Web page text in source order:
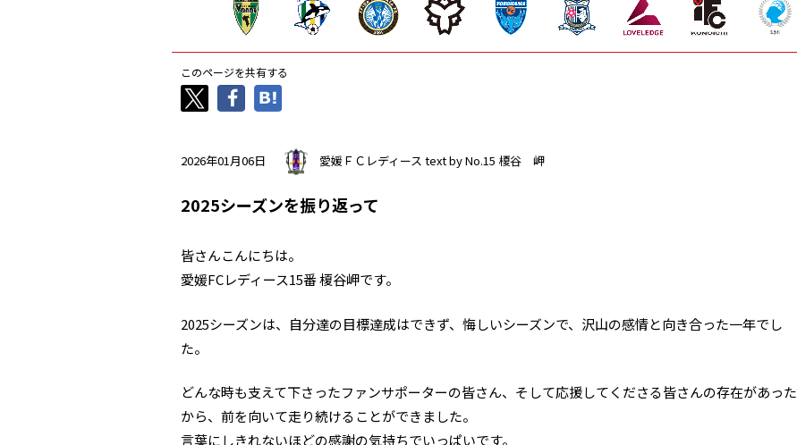
このページを共有する
2026年01月06日 愛媛ＦＣレディース text by No.15 榎谷 岬
2025シーズンを振り返って
皆さんこんにちは。
愛媛FCレディース15番 榎谷岬です。
2025シーズンは、自分達の目標達成はできず、悔しいシーズンで、沢山の感情と向き合った一年でし
た。
どんな時も支えて下さったファンサポーターの皆さん、そして応援してくださる皆さんの存在があった
から、前を向いて走り続けることができました。
言葉にしきれないほどの感謝の気持ちでいっぱいです。